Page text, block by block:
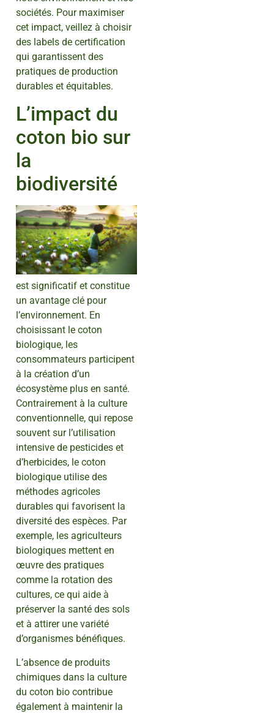
sociétés. Pour maximiser
cet impact, veillez à choisir
des labels de certification
qui garantissent des
pratiques de production
durables et équitables.
L’impact du
coton bio sur
la
biodiversité
est significatif et constitue
un avantage clé pour
l’environnement. En
choisissant le coton
biologique, les
consommateurs participent
à la création d’un
écosystème plus en santé.
Contrairement à la culture
conventionnelle, qui repose
souvent sur l’utilisation
intensive de pesticides et
d’herbicides, le coton
biologique utilise des
méthodes agricoles
durables qui favorisent la
diversité des espèces. Par
exemple, les agriculteurs
biologiques mettent en
œuvre des pratiques
comme la rotation des
cultures, ce qui aide à
préserver la santé des sols
et à attirer une variété
d’organismes bénéfiques.
L’absence de produits
chimiques dans la culture
du coton bio contribue
également à maintenir la